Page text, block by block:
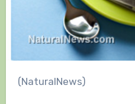
(NaturalNews)